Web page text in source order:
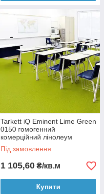
Tarkett iQ Eminent Lime Green
0150 гомогенний
комерційний лінолеум
Під замовлення
1 105,60 ₴/кв.м
Купити